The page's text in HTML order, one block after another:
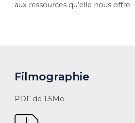
aux ressources qu’elle nous offre.
Filmographie
PDF de 1.5Mo